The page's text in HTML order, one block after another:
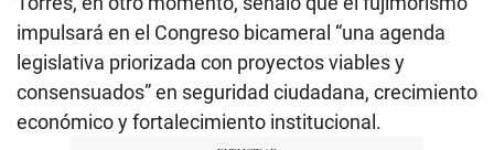
impulsará en el Congreso bicameral “una agenda
legislativa priorizada con proyectos viables y
consensuados” en seguridad ciudadana, crecimiento
económico y fortalecimiento institucional.